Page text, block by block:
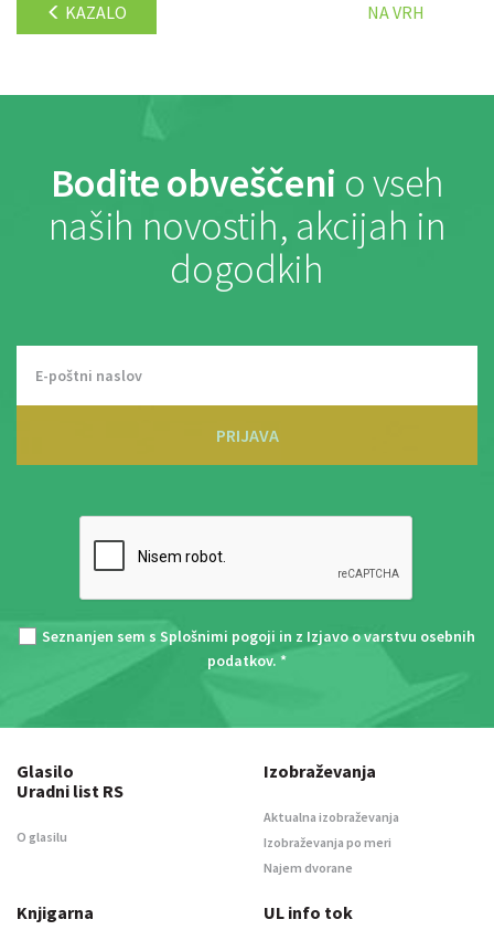
KAZALO NA VRH
Bodite obveščeni o vseh
naših novostih, akcijah in
dogodkih
PRIJAVA
Seznanjen sem s Splošnimi pogoji in z Izjavo o varstvu osebnih
podatkov. *
Glasilo
Uradni list RS
O glasilu
Izobraževanja
Aktualna izobraževanja
Izobraževanja po meri
Najem dvorane
Knjigarna UL info tok